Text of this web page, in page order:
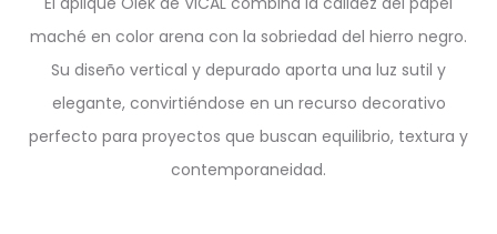
maché en color arena con la sobriedad del hierro negro.
Su diseño vertical y depurado aporta una luz sutil y
elegante, convirtiéndose en un recurso decorativo
perfecto para proyectos que buscan equilibrio, textura y
contemporaneidad.